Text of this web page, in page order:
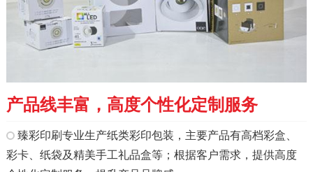
产品线丰富，高度个性化定制服务
臻彩印刷专业生产纸类彩印包装，主要产品有高档彩盒、
彩卡、纸袋及精美手工礼品盒等；根据客户需求，提供高度